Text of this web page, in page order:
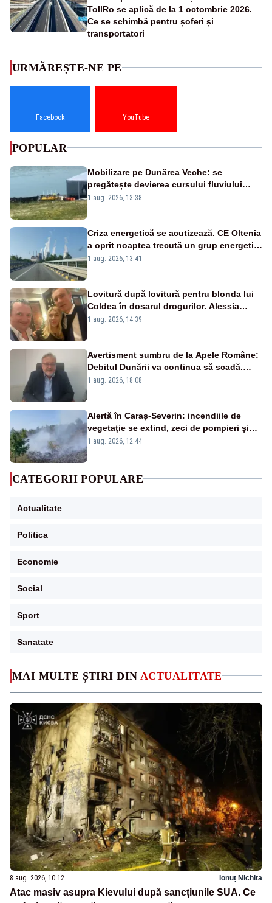
TollRo se aplică de la 1 octombrie 2026.
Ce se schimbă pentru șoferi și
transportatori
MAI MULTE ȘTIRI DIN ACTUALITATE
8 aug. 2026, 10:12 Ionuț Nichita
Atac masiv asupra Kievului după sancțiunile SUA. Ce
URMĂREȘTE-NE PE
Facebook YouTube
POPULAR
Mobilizare pe Dunărea Veche: se
pregătește devierea cursului fluviului
către Cernavodă – VIDEO
1 aug. 2026, 13:38
Criza energetică se acutizează. CE Oltenia
a oprit noaptea trecută un grup energetic
de la Rovinari
1 aug. 2026, 13:41
Lovitură după lovitură pentru blonda lui
Coldea în dosarul drogurilor. Alessia
Păcuraru explică decizia magistraților
1 aug. 2026, 14:39
Avertisment sumbru de la Apele Române:
Debitul Dunării va continua să scadă.
Cernavodă s-ar putea închide în 4 zile
1 aug. 2026, 18:08
Alertă în Caraș-Severin: incendiile de
vegetație se extind, zeci de pompieri și
silvicultori se luptă cu flăcările - VIDEO
1 aug. 2026, 12:44
CATEGORII POPULARE
Actualitate
Politica
Economie
Social
Sport
Sanatate